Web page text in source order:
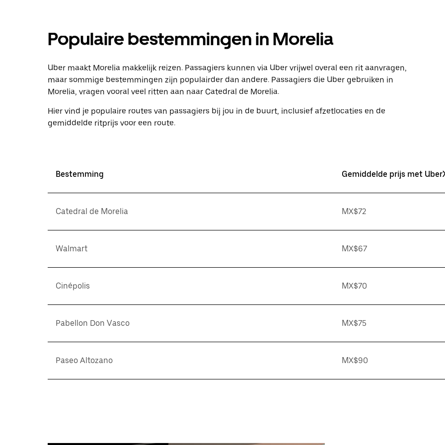
Populaire bestemmingen in Morelia
Uber maakt Morelia makkelijk reizen. Passagiers kunnen via Uber vrijwel overal een rit aanvragen,
maar sommige bestemmingen zijn populairder dan andere. Passagiers die Uber gebruiken in
Morelia, vragen vooral veel ritten aan naar Catedral de Morelia.
Hier vind je populaire routes van passagiers bij jou in de buurt, inclusief afzetlocaties en de
gemiddelde ritprijs voor een route.
Bestemming Gemiddelde prijs met
Catedral de Morelia MX$72
Walmart MX$67
Cinépolis MX$70
Pabellon Don Vasco MX$75
Paseo Altozano MX$90